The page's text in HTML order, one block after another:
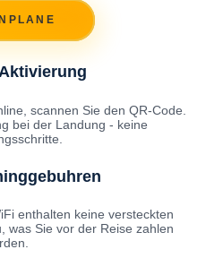
scannen Sie den QR-Code.
bei der Landung - keine
enthalten keine versteckten
was Sie vor der Reise zahlen